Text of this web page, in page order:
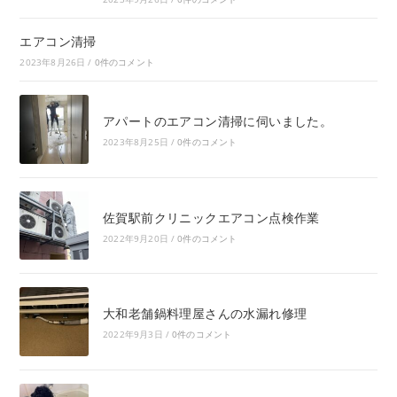
エアコン清掃
2023年8月26日 / 0件のコメント
アパートのエアコン清掃に伺いました。
2023年8月25日 / 0件のコメント
佐賀駅前クリニックエアコン点検作業
2022年9月20日 / 0件のコメント
大和老舗鍋料理屋さんの水漏れ修理
2022年9月3日 / 0件のコメント